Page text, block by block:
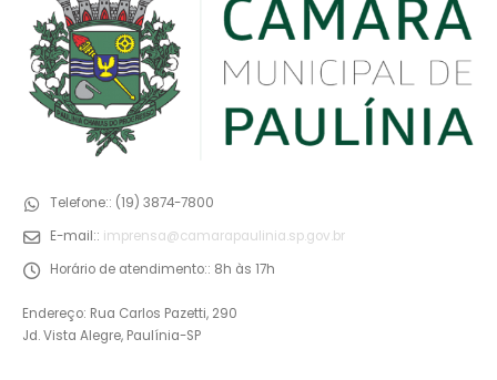
Telefone:: (19) 3874-7800
E-mail:: imprensa@camarapaulinia.sp.gov.br
Horário de atendimento:: 8h às 17h
Endereço: Rua Carlos Pazetti, 290
Jd. Vista Alegre, Paulínia-SP